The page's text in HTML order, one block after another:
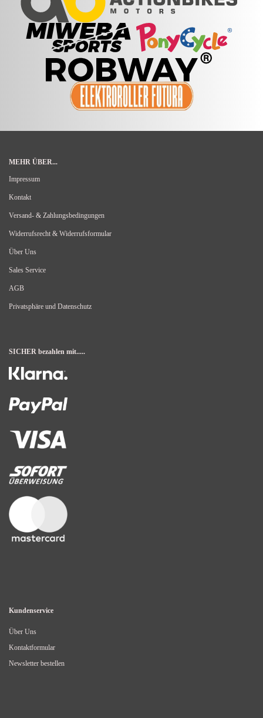
MEHR ÜBER...
Impressum
Kontakt
Versand- & Zahlungsbedingungen
Widerrufsrecht & Widerrufsformular
Über Uns
Sales Service
AGB
Privatsphäre und Datenschutz
SICHER bezahlen mit.....
Kundenservice
Über Uns
Kontaktformular
Newsletter bestellen